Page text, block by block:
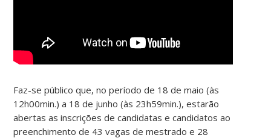
Faz-se público que, no período de 18 de maio (às
12h00min.) a 18 de junho (às 23h59min.), estarão
abertas as inscrições de candidatas e candidatos ao
preenchimento de 43 vagas de mestrado e 28